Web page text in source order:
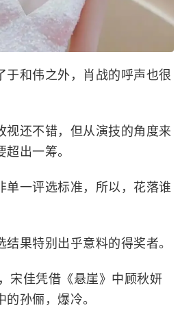
于和伟之外， 肖战的呼声也很
视还不错，但从演技的角度来
出一筹。
单一评选标准，所以，花落谁
结果特别出乎意料的得奖者。
宋佳凭借《悬崖》中顾秋妍
孙俪，爆冷。